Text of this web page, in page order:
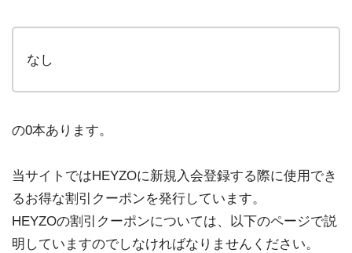
なし
の0本あります。
当サイトではHEYZOに新規入会登録する際に使用でき
るお得な割引クーポンを発行しています。
HEYZOの割引クーポンについては、以下のページで説
明していますのでしなければなりませんください。